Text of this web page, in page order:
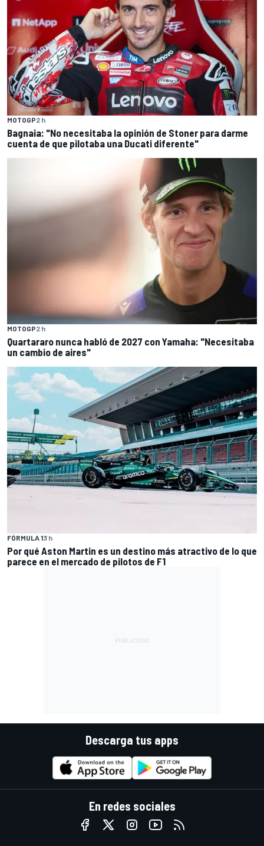
MOTOGP2 h
Bagnaia: "No necesitaba la opinión de Stoner para darme
cuenta de que pilotaba una Ducati diferente"
MOTOGP2 h
Quartararo nunca habló de 2027 con Yamaha: "Necesitaba
un cambio de aires"
FÓRMULA 13 h
Por qué Aston Martin es un destino más atractivo de lo que
parece en el mercado de pilotos de F1
Descarga tus apps
En redes sociales